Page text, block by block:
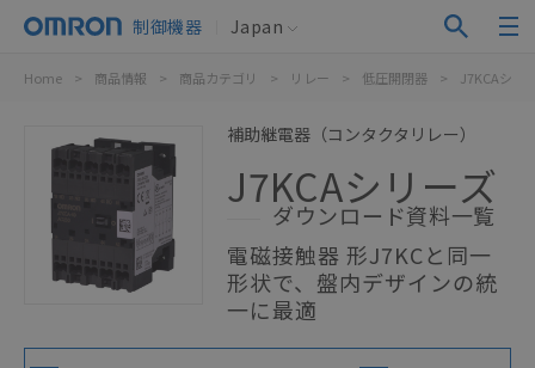
制御機器 Japan
Home > 商品情報 > 商品カテゴリ > リレー > 低圧開閉器 > J7KCAシリ
補助継電器（コンタクタリレー）
J7KCAシリーズ
ダウンロード資料一覧
電磁接触器 形J7KCと同一
形状で、盤内デザインの統
一に最適